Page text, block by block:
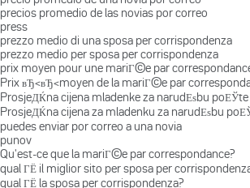
precios promedio de las novias por correo
press
prezzo medio di una sposa per corrispondenza
prezzo medio per sposa per corrispondenza
prix moyen pour une mariГ©e par
Prix вЂ‹вЂ‹moyen de la mariГ©e par
ProsjeДЌna cijena mladenke za narudЕѕbu poЕЎte
ProsjeДЌna cijena za mladenku za narudЕѕbu
puedes enviar por correo a una novia
punov
Qu'est-ce que la mariГ©e par correspondance?
qual ГЁ il miglior sito per sposa per
qual ГЁ la sposa per corrispondenza?